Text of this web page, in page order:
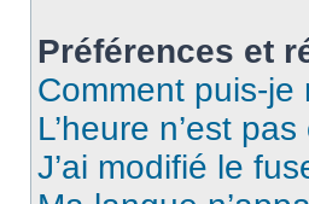
Préférences et
Comment puis-je
L’heure n’est
J’ai modifié le